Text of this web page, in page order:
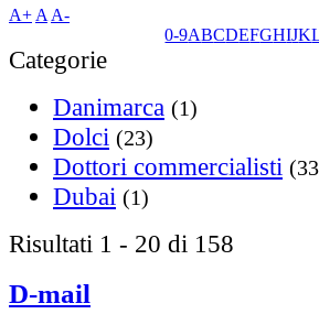
A+ A A-
0-9ABCDEFGHIJK
Categorie
Danimarca (1)
Dolci (23)
Dottori commercialisti
Dubai (1)
Risultati 1 - 20 di 158
D-mail